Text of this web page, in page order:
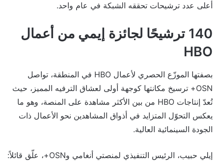
أعلى عدد ترشيحات تحققه الشبكة في عام واحد.
140 ترشيحًا لجائزة إيمي من أعمال
HBO
بصفتها الموزّع الحصري لأعمال HBO في المنطقة، تواصل
OSN+ ترسيخ مكانتها كوجهة أولى لعشاق الترفيه المميز، حيث
تُعدّ إنتاجات HBO من بين الأكثر مشاهدة على المنصة، وهو ما
يعكس التحوّل المتزايد في أذواق المشاهدين نحو الأعمال ذات
الجودة السينمائية العالية.
إيلي حبيب، الرئيس التنفيذي لمنصتي أنغامي وOSN+، علّق قائلاً: